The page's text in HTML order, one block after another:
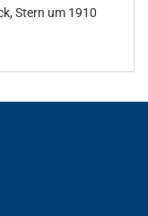
Stern um 1910